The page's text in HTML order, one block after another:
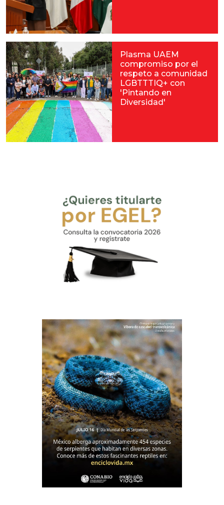
Plasma UAEM
compromiso por el
respeto a comunidad
LGBTTTIQ+ con
'Pintando en
Diversidad'